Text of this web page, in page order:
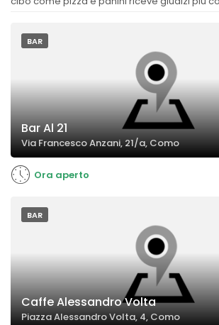
BAR
Bar Al 21
Via Francesco Anzani, 21/a, Como
Ora aperto
BAR
Caffe Alessandro Volta
Piazza Alessandro Volta, 4, Como